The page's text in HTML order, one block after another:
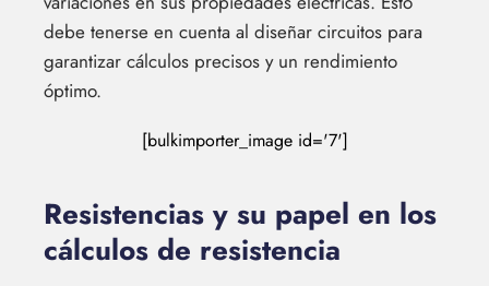
debe tenerse en cuenta al diseñar circuitos para
garantizar cálculos precisos y un rendimiento
óptimo.
[bulkimporter_image id='7']
Resistencias y su papel en los
cálculos de resistencia